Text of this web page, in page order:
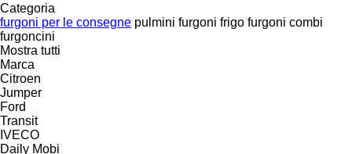
Categoria
furgoni per le consegne pulmini furgoni frigo furgoni combi
furgoncini
Mostra tutti
Marca
Citroen
Jumper
Ford
Transit
IVECO
Daily Mobi